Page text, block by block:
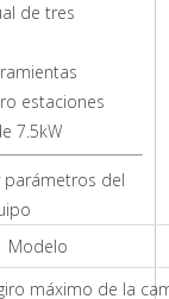
de tres
estaciones
7.5kW
parámetros del
Modelo
máximo de la